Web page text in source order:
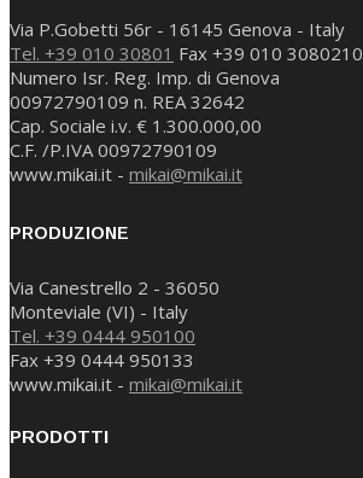
Via P.Gobetti 56r - 16145 Genova - Italy
Tel. +39 010 30801 Fax +39 010 3080210
Numero Isr. Reg. Imp. di Genova
00972790109 n. REA 32642
Cap. Sociale i.v. € 1.300.000,00
C.F. /P.IVA 00972790109
www.mikai.it - mikai@mikai.it
PRODUZIONE
Via Canestrello 2 - 36050
Monteviale (VI) - Italy
Tel. +39 0444 950100
Fax +39 0444 950133
www.mikai.it - mikai@mikai.it
PRODOTTI